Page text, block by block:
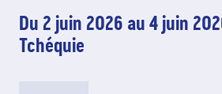
Du 2 juin 2026 au 4 juin
Tchéquie